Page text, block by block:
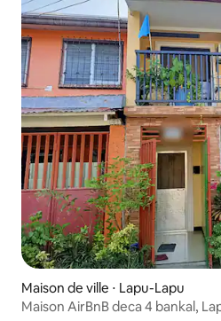
Maison de ville ⋅ Lapu-Lapu
Maison AirBnB deca 4 bankal,